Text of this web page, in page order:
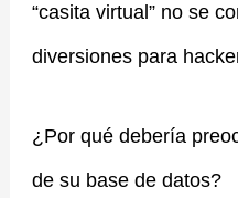
“casita virtual” no se
diversiones para
¿Por qué debería
de su base de datos?